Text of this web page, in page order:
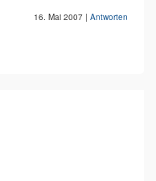
16. Mai 2007 | Antworten